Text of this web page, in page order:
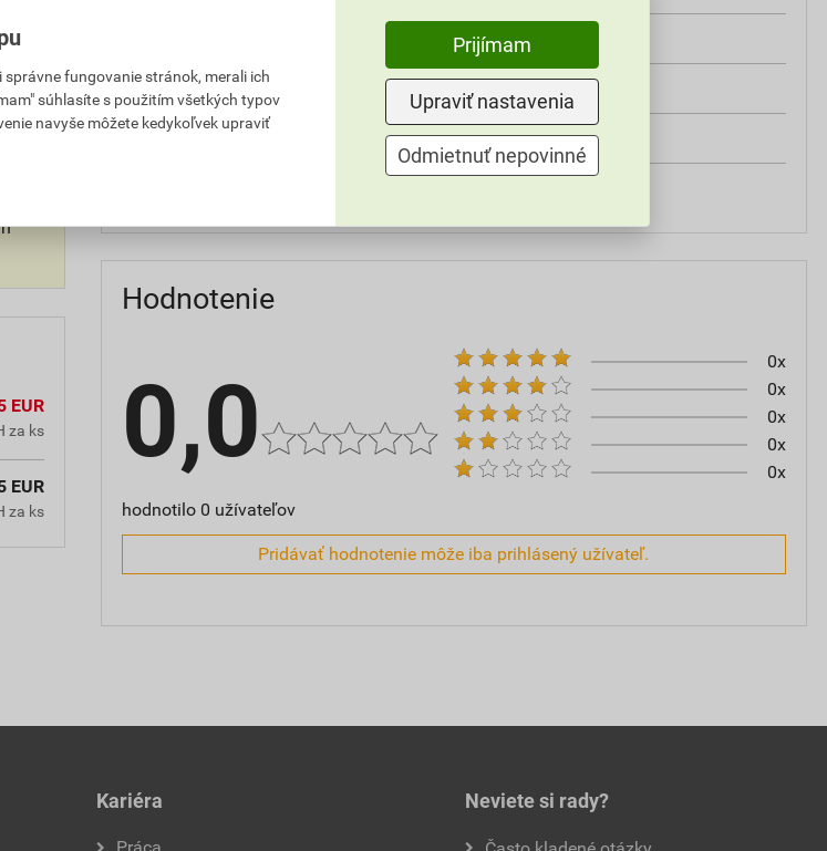
EUR
za ks
EUR
za ks
FeZn
šírka 330 mm
vnútorný roh žľabu
Hodnotenie
0,0
hodnotilo 0 užívateľov
0x
0x
0x
0x
0x
Pridávať hodnotenie môže iba prihlásený užívateľ.
Kariéra Neviete si rady?
správne fungovanie stránok, merali ich
súhlasíte s použitím všetkých typov
navyše môžete kedykoľvek upraviť
Prijímam
Upraviť nastavenia
Odmietnuť nepovinné